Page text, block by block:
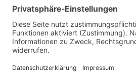
Im Unterried
67489